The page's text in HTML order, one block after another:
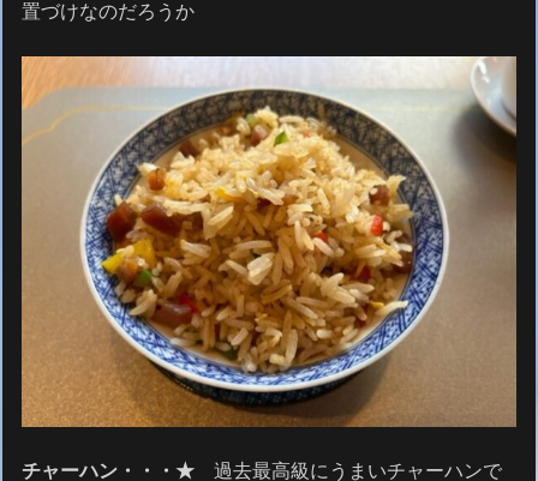
置づけなのだろうか
チャーハン・・・★過去最高級にうまいチャーハンで